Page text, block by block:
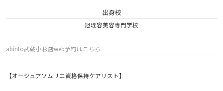
出身校
旭理容美容専門学校
abinto武蔵小杉店web予約はこちら
【オージュアソムリエ資格保持ケアリスト】